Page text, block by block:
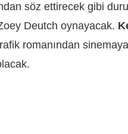
söz ettirecek gibi
Deutch oynayacak.
romanından